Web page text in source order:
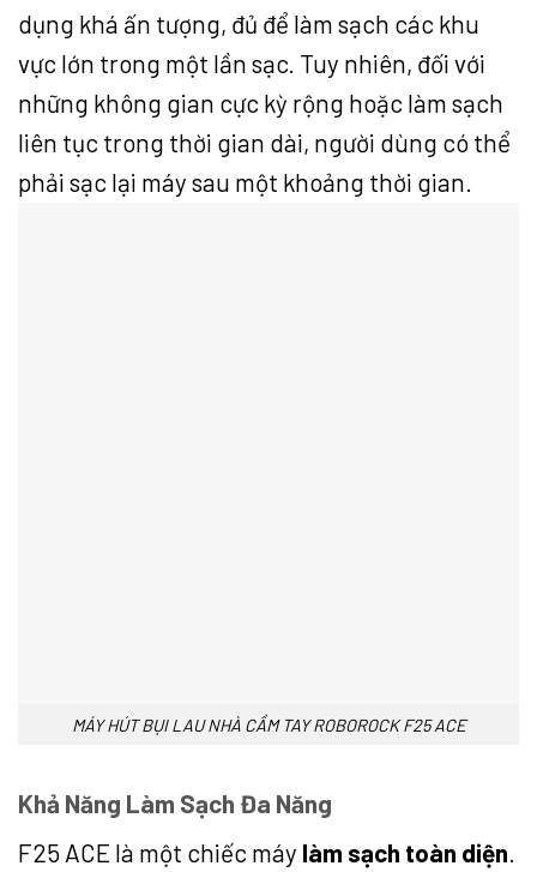
dụng khá ấn tượng, đủ để làm sạch các khu
vực lớn trong một lần sạc. Tuy nhiên, đối với
những không gian cực kỳ rộng hoặc làm sạch
liên tục trong thời gian dài, người dùng có thể
phải sạc lại máy sau một khoảng thời gian.
MÁY HÚT BỤI LAU NHÀ CẦM TAY ROBOROCK F25 ACE
Khả Năng Làm Sạch Đa Năng
F25 ACE là một chiếc máy làm sạch toàn diện.